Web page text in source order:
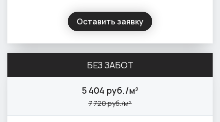
Оставить заявку
БЕЗ ЗАБОТ
5 404 руб./м²
7720 руб./м²